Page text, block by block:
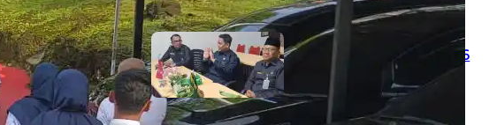
5 August 2026
PTA Papua Barat Hadiri Forum
Konsultasi Publik (FKP) Tahun 2026
Secara Virtual
5 August 2026